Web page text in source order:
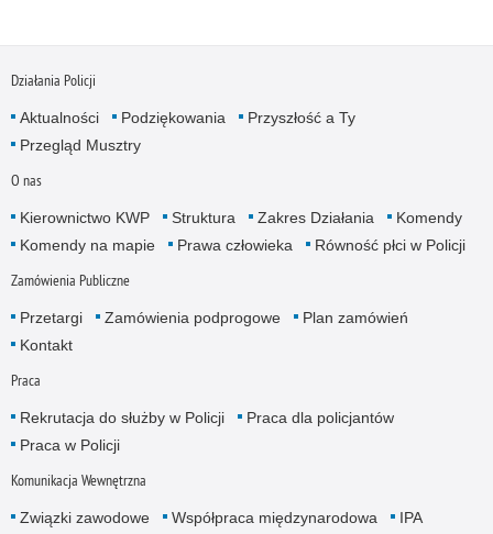
Działania Policji
Aktualności Podziękowania
Przyszłość a Ty
Przegląd Musztry
O nas
Kierownictwo KWP Struktura Zakres Działania
Komendy
Komendy na mapie
Prawa człowieka Równość płci w Policji
Zamówienia Publiczne
Przetargi Zamówienia podprogowe
Plan zamówień
Kontakt
Praca
Rekrutacja do służby w Policji
Praca dla policjantów
Praca w Policji
Komunikacja Wewnętrzna
Związki zawodowe Współpraca międzynarodowa
IPA